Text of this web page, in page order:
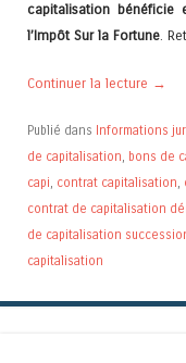
capitalisation bénéficie
l’Impôt Sur la Fortune.
Continuer la lecture →
Publié dans Informations
de capitalisation bons de
capi contrat capitalisation
contrat de capitalisation
de capitalisation
capitalisation